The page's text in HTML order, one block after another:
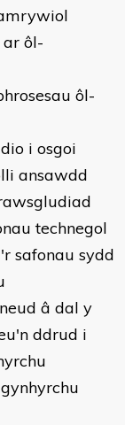
ôl-
ôl-
i osgoi
ansawdd
technegol
safonau sydd
â dal y
ddrud i